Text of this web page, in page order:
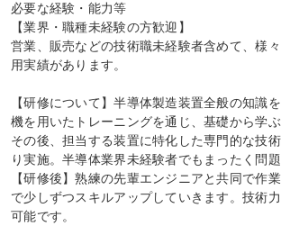
必要な経験・能力等
【業界・職種未経験の方歓迎】
営業、販売などの技術職未経験者含めて、様
用実績があります。
【研修について】半導体製造装置全般の知識
機を用いたトレーニングを通じ、基礎から学ぶ
その後、担当する装置に特化した専門的な技
り実施。半導体業界未経験者でもまったく問題
【研修後】熟練の先輩エンジニアと共同で作
で少しずつスキルアップしていきます。技術
可能です。